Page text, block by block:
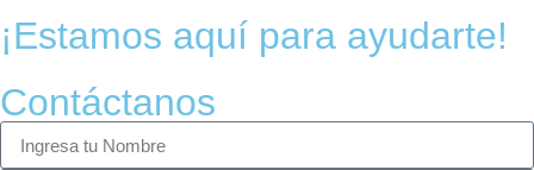
¡Estamos aquí para ayudarte!
Contáctanos